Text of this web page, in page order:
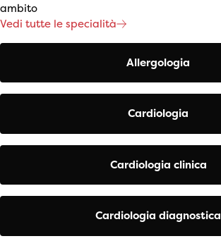
ambito
Vedi tutte le specialità
Allergologia
Cardiologia
Cardiologia clinica
Cardiologia diagnostica